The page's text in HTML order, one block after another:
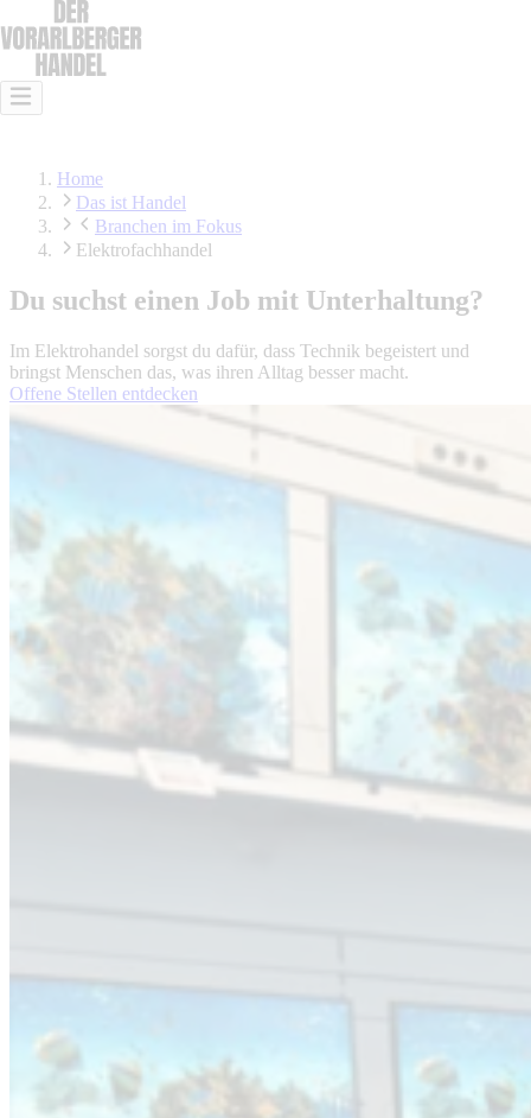
Das ist Handel
Offene Stellen
Home
Das ist Handel
Branchen im Fokus
Elektrofachhandel
Du suchst einen Job mit Unterhaltung?
Im Elektrohandel sorgst du dafür, dass Technik begeistert und
bringst Menschen das, was ihren Alltag besser macht.
Offene Stellen entdecken